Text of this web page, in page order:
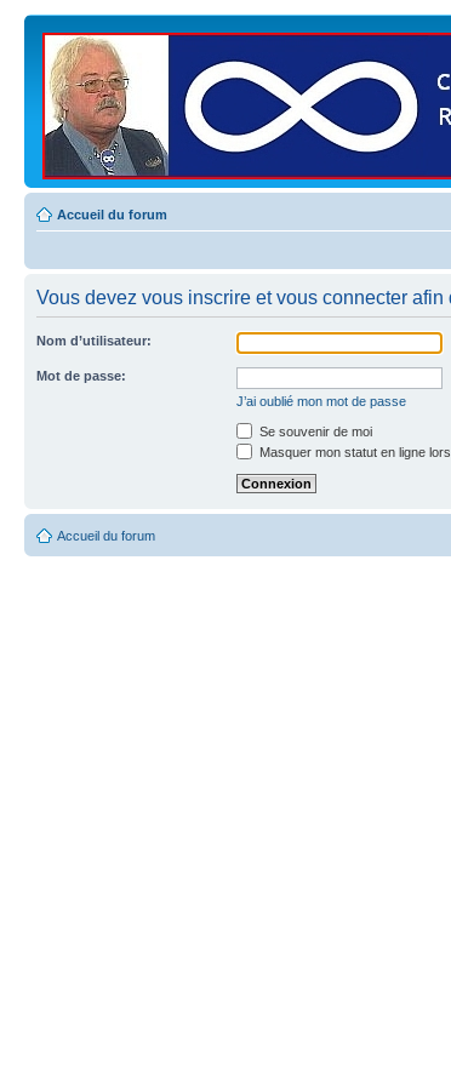
Accueil du forum
Vous devez vous inscrire et vous connecter
Nom d’utilisateur:
Mot de passe:
J’ai oublié mon mot de passe
Se souvenir de moi
Masquer mon statut en ligne
Accueil du forum